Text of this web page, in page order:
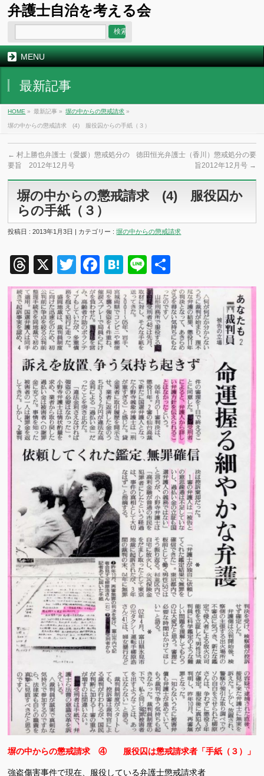
弁護士自治を考える会
MENU
最新記事
HOME » 最新記事 » 塀の中からの懲戒請求 »
塀の中からの懲戒請求 (4) 服役囚からの手紙（３）
← 村上勝也弁護士（愛媛）懲戒処分の
要旨 2012年12月号
徳田恒光弁護士（香川）懲戒処分の要
旨2012年12月号 →
塀の中からの懲戒請求 (4) 服役囚か
らの手紙（３）
投稿日 : 2013年1月3日 | カテゴリー :塀の中からの懲戒請求
Threads
X TwitterFacebook
Hatena
Line
有
塀の中からの懲戒請求 ④ 服役囚は懲戒請求者「手紙（３）」
強盗傷害事件で現在、服役している弁護士懲戒請求者